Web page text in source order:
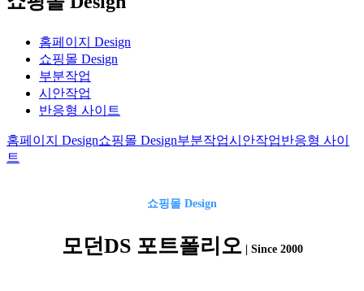
홈페이지 Design
쇼핑몰 Design
부분작업
시안작업
반응형 사이트
홈페이지 Design쇼핑몰 Design부분작업시안작업반응형 사이
트
쇼핑몰 Design
모던DS 포트폴리오 | Since 2000